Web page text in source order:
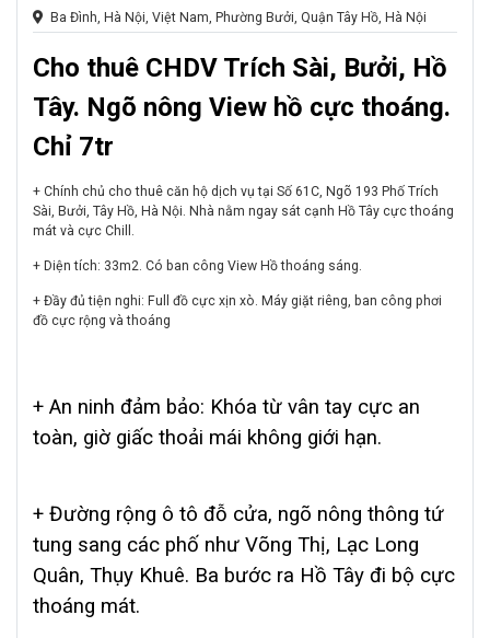
Ba Đình, Hà Nội, Việt Nam, Phường Bưởi, Quận Tây Hồ, Hà Nội
Cho thuê CHDV Trích Sài, Bưởi, Hồ
Tây. Ngõ nông View hồ cực thoáng.
Chỉ 7tr
+ Chính chủ cho thuê căn hộ dịch vụ tại Số 61C, Ngõ 193 Phố Trích
Sài, Bưởi, Tây Hồ, Hà Nội. Nhà nằm ngay sát cạnh Hồ Tây cực thoáng
mát và cực Chill.
+ Diện tích: 33m2. Có ban công View Hồ thoáng sáng.
+ Đầy đủ tiện nghi: Full đồ cực xịn xò. Máy giặt riêng, ban công phơi
đồ cực rộng và thoáng
+ An ninh đảm bảo: Khóa từ vân tay cực an
toàn, giờ giấc thoải mái không giới hạn.
+ Đường rộng ô tô đỗ cửa, ngõ nông thông tứ
tung sang các phố như Võng Thị, Lạc Long
Quân, Thụy Khuê. Ba bước ra Hồ Tây đi bộ cực
thoáng mát.